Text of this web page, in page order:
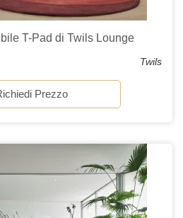
T-Pad di Twils Lounge
Twils
Prezzo